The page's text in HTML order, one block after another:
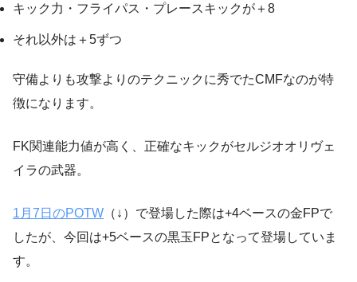
キック力・フライパス・プレースキックが＋8
それ以外は＋5ずつ
守備よりも攻撃よりのテクニックに秀でたCMFなのが特
徴になります。
FK関連能力値が高く、正確なキックがセルジオオリヴェ
イラの武器。
1月7日のPOTW （↓）で登場した際は+4ベースの金FPで
したが、今回は+5ベースの黒玉FPとなって登場していま
す。